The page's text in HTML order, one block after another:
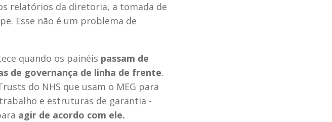
relatórios da diretoria, a tomada de
Esse não é um problema de
quando os painéis passam de
de governança de linha de frente.
do NHS que usam o MEG para
e estruturas de garantia -
agir de acordo com ele.